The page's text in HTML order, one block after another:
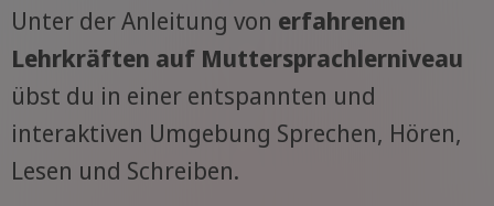
Unter der Anleitung von erfahrenen
Lehrkräften auf Muttersprachlerniveau
übst du in einer entspannten und
interaktiven Umgebung Sprechen, Hören,
Lesen und Schreiben.